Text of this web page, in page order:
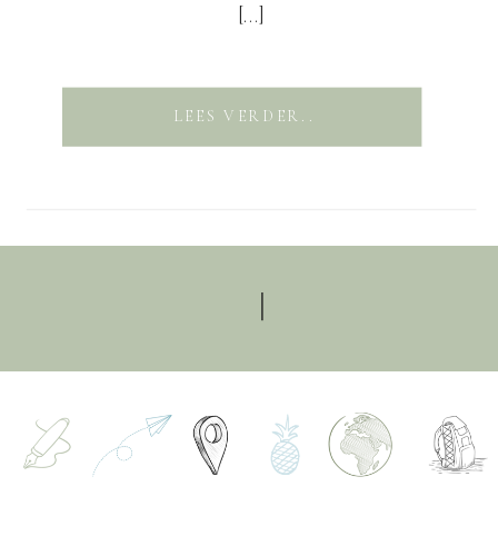
[…]
LEES VERDER..